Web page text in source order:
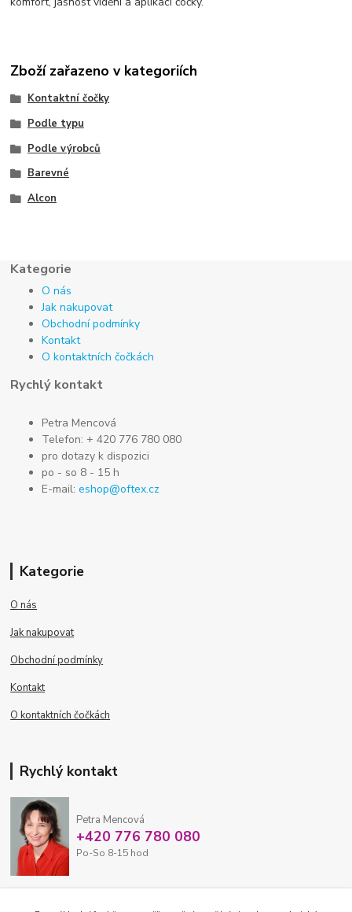
Zboží zařazeno v kategoriích
Kontaktní čočky
Podle typu
Podle výrobců
Barevné
Alcon
Kategorie
O nás
Jak nakupovat
Obchodní podmínky
Kontakt
O kontaktních čočkách
Rychlý kontakt
Petra Mencová
Telefon: + 420 776 780 080
pro dotazy k dispozici
po - so 8 - 15 h
E-mail:eshop@oftex.cz
Kategorie
O nás
Jak nakupovat
Obchodní podmínky
Kontakt
O kontaktních čočkách
Rychlý kontakt
Petra Mencová
+420 776 780 080
Po-So 8-15 hod